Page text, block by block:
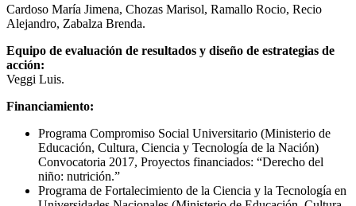
Cardoso María Jimena, Chozas Marisol, Ramallo Rocio, Recio
Alejandro, Zabalza Brenda.
Equipo de evaluación de resultados y diseño de estrategias de
acción:
Veggi Luis.
Financiamiento:
Programa Compromiso Social Universitario (Ministerio de
Educación, Cultura, Ciencia y Tecnología de la Nación)
Convocatoria 2017, Proyectos financiados: “Derecho del
niño: nutrición.”
Programa de Fortalecimiento de la Ciencia y la Tecnología en